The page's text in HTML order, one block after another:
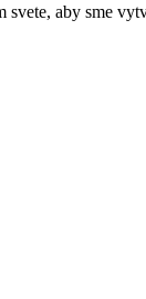
svete, aby sme